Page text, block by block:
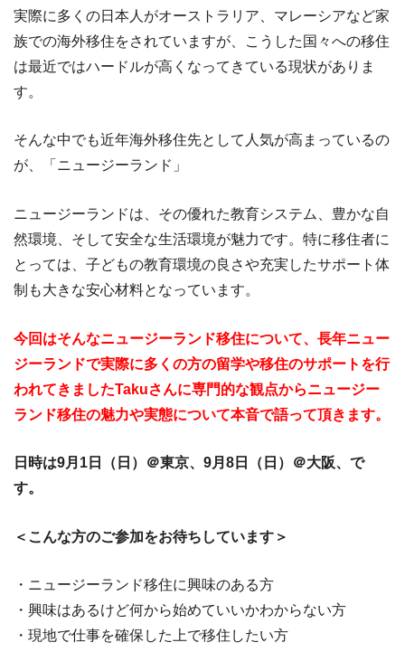
実際に多くの日本人がオーストラリア、マレーシアなど家
族での海外移住をされていますが、こうした国々への移住
は最近ではハードルが高くなってきている現状がありま
す。
そんな中でも近年海外移住先として人気が高まっているの
が、「ニュージーランド」
ニュージーランドは、その優れた教育システム、豊かな自
然環境、そして安全な生活環境が魅力です。特に移住者に
とっては、子どもの教育環境の良さや充実したサポート体
制も大きな安心材料となっています。
今回はそんなニュージーランド移住について、長年ニュー
ジーランドで実際に多くの方の留学や移住のサポートを行
われてきましたTakuさんに専門的な観点からニュージー
ランド移住の魅力や実態について本音で語って頂きます。
日時は9月1日（日）＠東京、9月8日（日）＠大阪、で
す。
＜こんな方のご参加をお待ちしています＞
・ニュージーランド移住に興味のある方
・興味はあるけど何から始めていいかわからない方
・現地で仕事を確保した上で移住したい方